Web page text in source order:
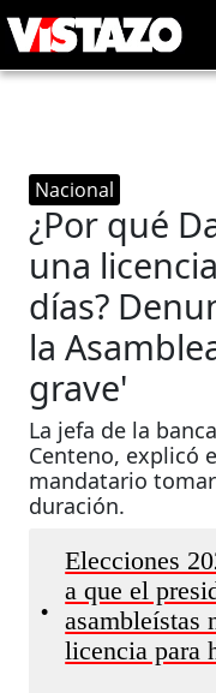
Nacional
¿Por qué
una
días?
la
grave'
La jefa de la
Centeno, explicó
mandatario
duración.
•
Elecciones
a que el
asambleístas
licencia para